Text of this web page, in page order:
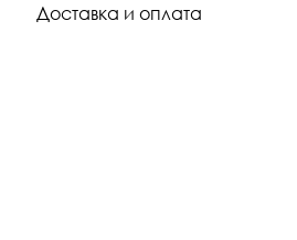
Доставка и оплата